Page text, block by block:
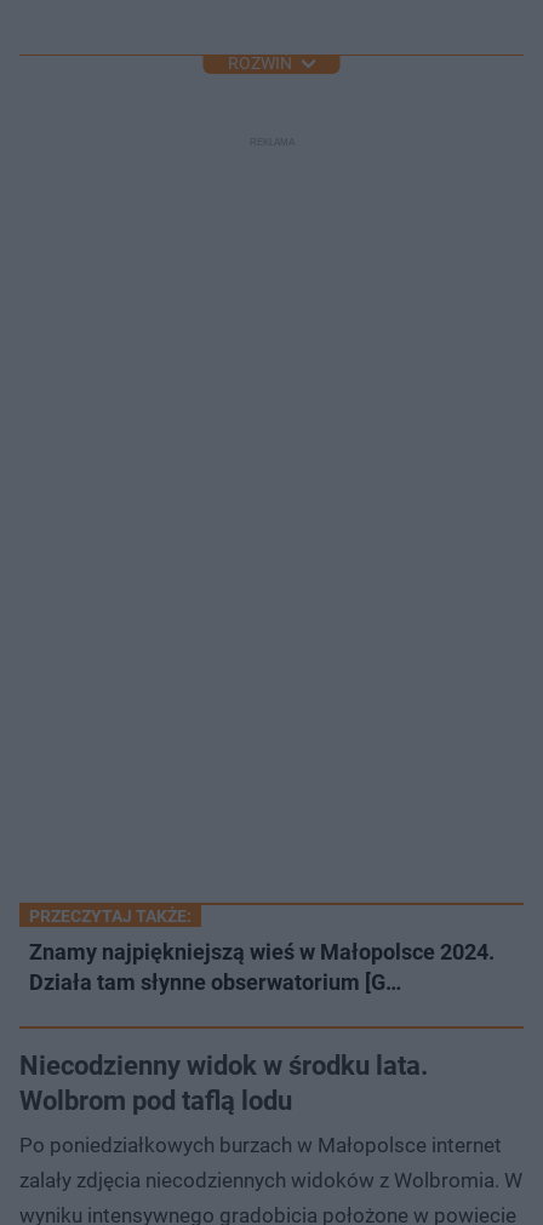
ROZWIŃ
PRZECZYTAJ TAKŻE:
Znamy najpiękniejszą wieś w Małopolsce 2024.
Działa tam słynne obserwatorium [G…
Niecodzienny widok w środku lata.
Wolbrom pod taflą lodu
Po poniedziałkowych burzach w Małopolsce internet
zalały zdjęcia niecodziennych widoków z Wolbromia. W
wyniku intensywnego gradobicia położone w powiecie